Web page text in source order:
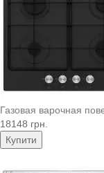
Газовая варочная
18148 грн.
Купити